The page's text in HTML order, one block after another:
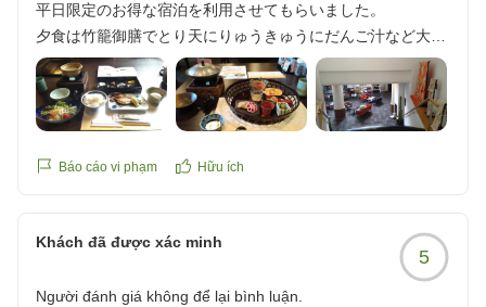
平日限定のお得な宿泊を利用させてもらいました。
夕食は竹籠御膳でとり天にりゅうきゅうにだんご汁など大分
名物尽くしで味も美味しく満足しています。レストランの給
仕は半数が海外の方でしたが気遣い等素晴らしく安心して過
ごせます。また、セルフかき氷やコーヒー、お茶類もラウン
る点も高ポイントです。少し歩きますが近くにスーパーがあ
https://review.travel.rakuten.co.jp/hotel/voice/108141?
Báo cáo vi phạm Hữu ích
Khách đã được xác minh
5
Người đánh giá không để lại bình luận.